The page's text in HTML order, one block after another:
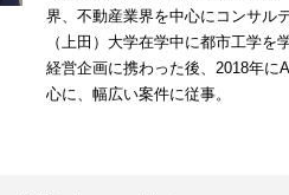
界、不動産業界を中心にコンサル
（上田）大学在学中に都市工学
経営企画に携わった後、2018年に
心に、幅広い案件に従事。